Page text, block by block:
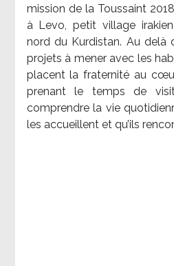
mission de la Toussaint
à Levo, petit village
nord du Kurdistan. Au delà
projets à mener avec les
placent la fraternité au
prenant le temps de
comprendre la vie
les accueillent et qu’ils